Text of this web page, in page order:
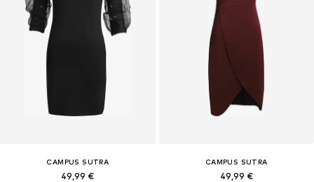
CAMPUS SUTRA
49,99 €
CAMPUS SUTRA
49,99 €